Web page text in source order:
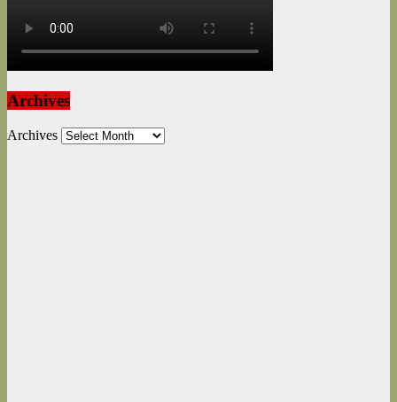
Archives
Archives